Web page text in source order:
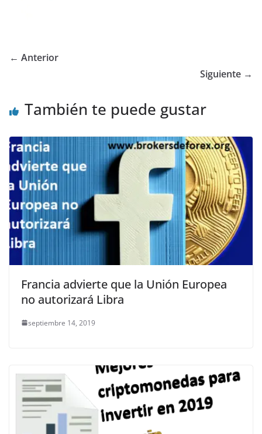
← Anterior
Siguiente →
También te puede gustar
Francia advierte que la Unión Europea
no autorizará Libra
septiembre 14, 2019